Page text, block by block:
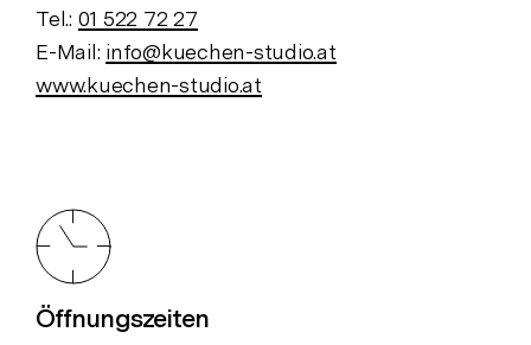
Tel.: 01 522 72 27
E-Mail: info@kuechen-studio.at
www.kuechen-studio.at
Öffnungszeiten